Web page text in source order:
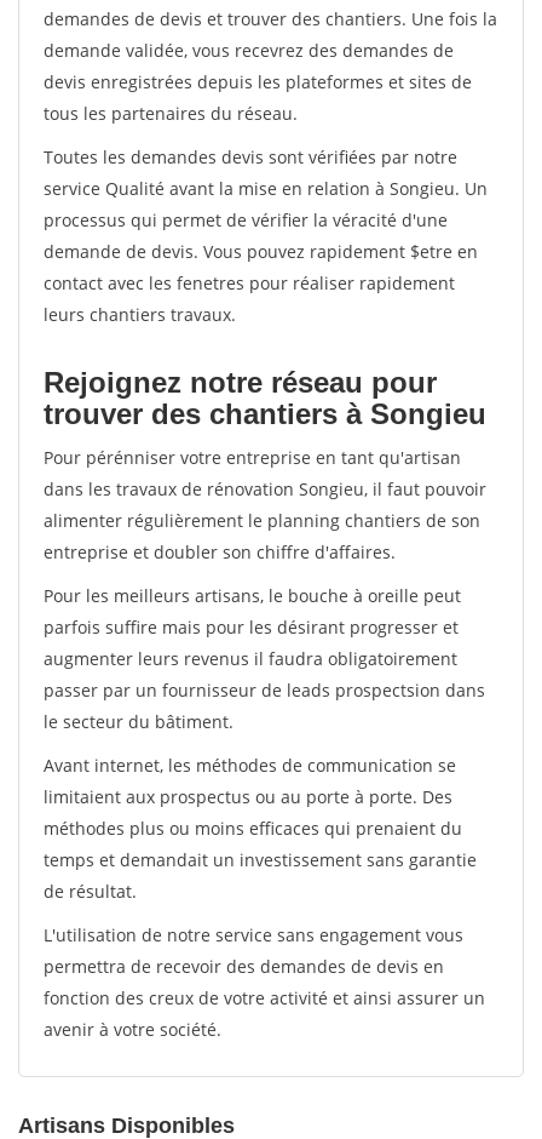
demandes de devis et trouver des chantiers. Une fois la
demande validée, vous recevrez des demandes de
devis enregistrées depuis les plateformes et sites de
tous les partenaires du réseau.
Toutes les demandes devis sont vérifiées par notre
service Qualité avant la mise en relation à Songieu. Un
processus qui permet de vérifier la véracité d'une
demande de devis. Vous pouvez rapidement $etre en
contact avec les fenetres pour réaliser rapidement
leurs chantiers travaux.
Rejoignez notre réseau pour
trouver des chantiers à Songieu
Pour pérénniser votre entreprise en tant qu'artisan
dans les travaux de rénovation Songieu, il faut pouvoir
alimenter régulièrement le planning chantiers de son
entreprise et doubler son chiffre d'affaires.
Pour les meilleurs artisans, le bouche à oreille peut
parfois suffire mais pour les désirant progresser et
augmenter leurs revenus il faudra obligatoirement
passer par un fournisseur de leads prospectsion dans
le secteur du bâtiment.
Avant internet, les méthodes de communication se
limitaient aux prospectus ou au porte à porte. Des
méthodes plus ou moins efficaces qui prenaient du
temps et demandait un investissement sans garantie
de résultat.
L'utilisation de notre service sans engagement vous
permettra de recevoir des demandes de devis en
fonction des creux de votre activité et ainsi assurer un
avenir à votre société.
Artisans Disponibles